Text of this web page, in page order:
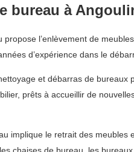
bureau à
l’enlèvement de
d’expérience dans le
et débarras de
prêts à accueillir de
implique le retrait des meubles